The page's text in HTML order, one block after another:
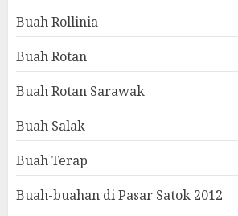
Buah Rollinia
Buah Rotan
Buah Rotan Sarawak
Buah Salak
Buah Terap
Buah-buahan di Pasar Satok 2012